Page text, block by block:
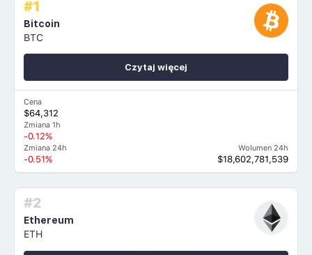
#1
Bitcoin
BTC
Cena
$64,312
Zmiana 1h
-0.12%
Zmiana 24h
-0.51%
Wolumen 24h
$18,602,781,539
Czytaj więcej
#2
Ethereum
ETH